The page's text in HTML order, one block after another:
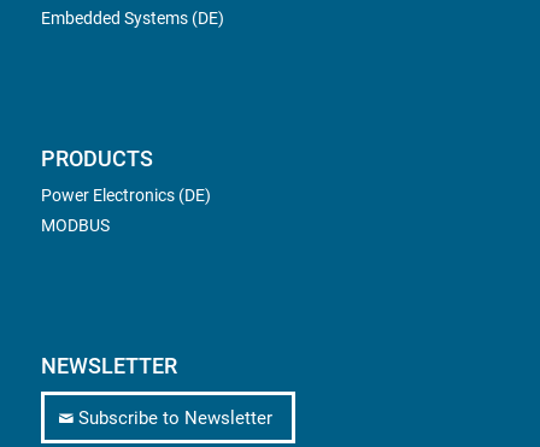
Embedded Systems (DE)
PRODUCTS
Power Electronics (DE)
MODBUS
NEWSLETTER
Subscribe to Newsletter